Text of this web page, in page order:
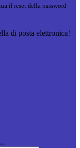
il reset della password
di posta elettronica!